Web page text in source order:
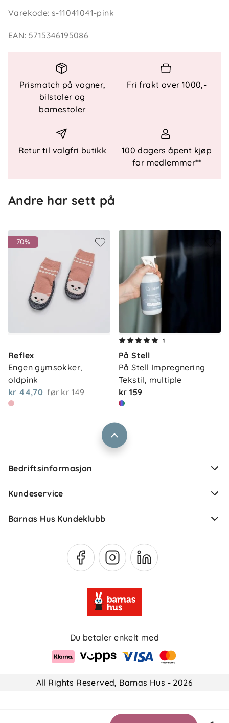
Funksjonelle detaljer
Lukking: Trykknapper i front og ned gjennom
benet
Passform : Behagelig og fleksibel
Design : Søtt trykk
Varekode:s-11041041-pink
EAN: 5715346195086
Prismatch på vogner,
bilstoler og
barnestoler
Fri frakt over 1000,-
Retur til valgfri butikk
100 dagers åpent kjøp
for medlemmer**
Andre har sett på
70%
Reflex
Engen gymsokker,
oldpink
kr 44,70 før kr 149
1
På Stell
På Stell Impregnering
Tekstil, multiple
kr 159
Bedriftsinformasjon
Våre butikker
Vårt samfunnsansvar
Jobbe i Barnas Hus
Størrelsesguider
Kundeservice
Frakt og levering
Retur og reklamasjon
Ofte stilte spørsmål
Om Klarna
Barnas Hus Kundeklubb
Medlemsvilkår
Du betaler enkelt med
All Rights Reserved, Barnas Hus - 2026